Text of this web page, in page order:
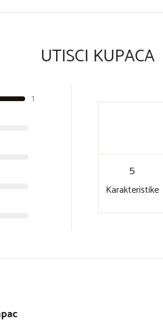
UTISCI KUPACA
1
5
Karakteristike